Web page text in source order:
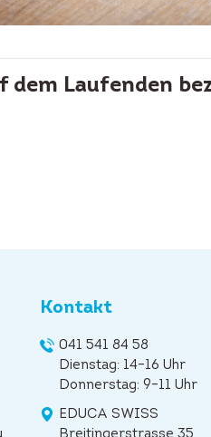
dem Laufenden
Kontakt
041 541 84 58
Dienstag: 14–16 Uhr
Donnerstag: 9–11 Uhr
EDUCA SWISS